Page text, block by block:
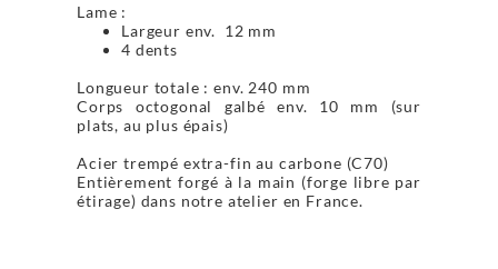
Lame :
Largeur env. 12 mm
4 dents
Longueur totale : env. 240 mm
Corps octogonal galbé env. 10 mm (sur
plats, au plus épais)
Acier trempé extra-fin au carbone (C70)
Entièrement forgé à la main (forge libre par
étirage) dans notre atelier en France.